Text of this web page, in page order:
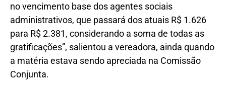
no vencimento base dos agentes sociais
administrativos, que passará dos atuais R$ 1.626
para R$ 2.381, considerando a soma de todas as
gratificações”, salientou a vereadora, ainda quando
a matéria estava sendo apreciada na Comissão
Conjunta.